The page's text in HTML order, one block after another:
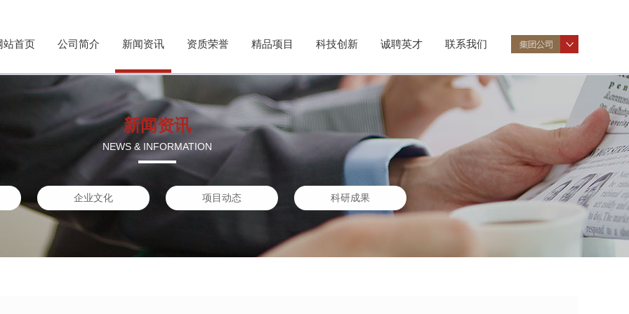
站首页 公司简介 新闻资讯 资质荣誉 精品项目 科技创新 诚聘英才 联系我们
新闻资讯
NEWS & INFORMATION
企业文化 项目动态 科研成果